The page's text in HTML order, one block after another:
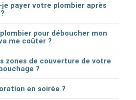
payer votre plombier après
pour déboucher mon
me coûter ?
zones de couverture de votre
?
en soirée ?